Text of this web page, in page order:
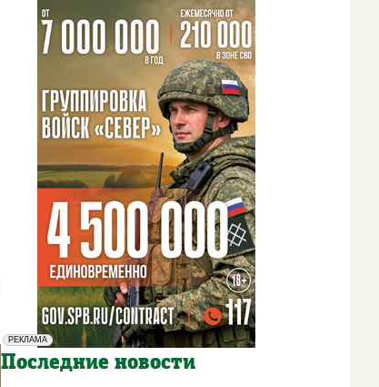
РЕКЛАМА
Социальная реклама
Последние новости